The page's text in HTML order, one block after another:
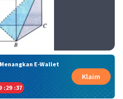
E-Wallet
:29 :36
Klaim